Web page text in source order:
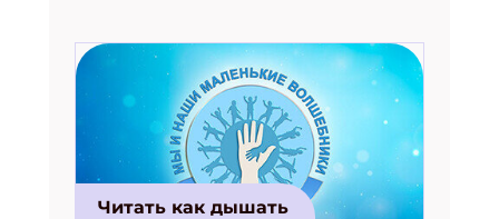
Читать как дышать